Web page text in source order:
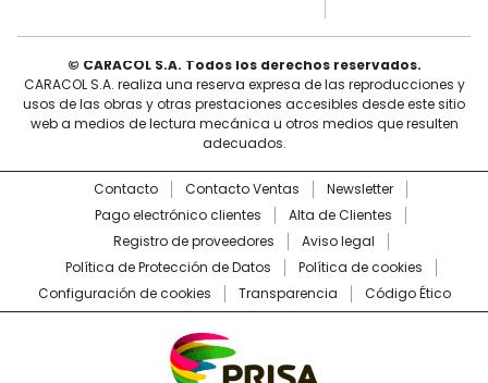
© CARACOL S.A. Todos los derechos reservados.
CARACOL S.A. realiza una reserva expresa de las reproducciones y
usos de las obras y otras prestaciones accesibles desde este sitio
web a medios de lectura mecánica u otros medios que resulten
adecuados.
Contacto Contacto Ventas
Newsletter
Pago electrónico clientes
Alta de Clientes
Registro de proveedores
Aviso legal
Política de Protección de Datos
Política de cookies
Configuración de cookies
Transparencia Código Ético